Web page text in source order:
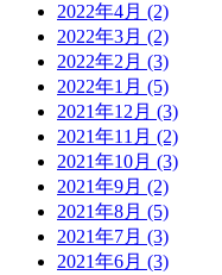
2022年4月 (2)
2022年3月 (2)
2022年2月 (3)
2022年1月 (5)
2021年12月 (3)
2021年11月 (2)
2021年10月 (3)
2021年9月 (2)
2021年8月 (5)
2021年7月 (3)
2021年6月 (3)